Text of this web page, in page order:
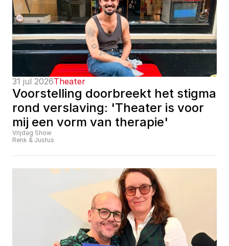
31 jul 2026Theater
Voorstelling doorbreekt het stigma
rond verslaving: 'Theater is voor
mij een vorm van therapie'
Vrijdag Show
Renk & Justus